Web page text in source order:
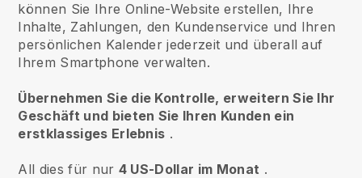
können Sie Ihre Online-Website erstellen, Ihre
Inhalte, Zahlungen, den Kundenservice und Ihren
persönlichen Kalender jederzeit und überall auf
Ihrem Smartphone verwalten.
Übernehmen Sie die Kontrolle, erweitern Sie Ihr
Geschäft und bieten Sie Ihren Kunden ein
erstklassiges Erlebnis .
All dies für nur 4 US-Dollar im Monat .